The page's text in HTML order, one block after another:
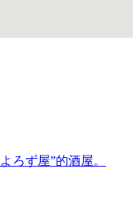
ろず屋”的酒屋。